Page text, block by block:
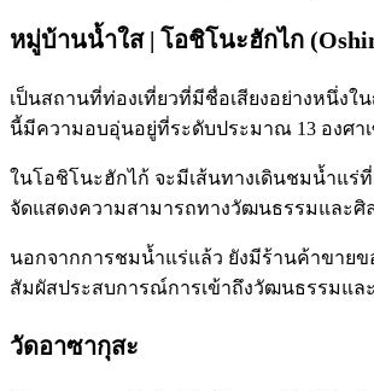
หมู่บ้านน้ำใส | โอชิโนะฮักไก
เป็นสถานที่ท่องเที่ยวที่มีชื่อเสียงอย่างหนึ่ง
นี้มีความอบอุ่นอยู่ที่ระดับประมาณ 13 องศา
ในโอชิโนะฮักไก้ จะมีเส้นทางเดินชมน้ำแร่ที่
จัดแสดงความสามารถทางวัฒนธรรมและ
นอกจากการชมน้ำแร่แล้ว ยังมีร้านค้าขาย
สัมผัสประสบการณ์การเข้าถึงวัฒนธรรมแ
วัดอาซากุสะ